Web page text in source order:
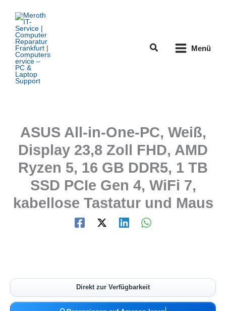
Inhalt
springen
Suchen Menü
ASUS All-in-One-PC, Weiß,
Display 23,8 Zoll FHD, AMD
Ryzen 5, 16 GB DDR5, 1 TB
SSD PCIe Gen 4, WiFi 7,
kabellose Tastatur und Maus
Direkt zur Verfügbarkeit
ℹ︎